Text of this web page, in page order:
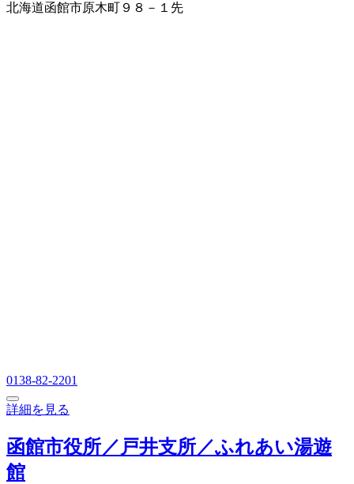
北海道函館市原木町９８－１先
0138-82-2201
詳細を見る
函館市役所／戸井支所／ふれあい湯遊
館